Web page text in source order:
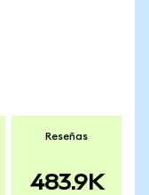
Reseñas
483.9K